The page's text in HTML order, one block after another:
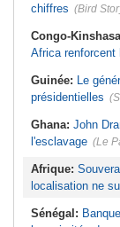
chiffres (Bird
Congo-
Africa renforcent
Guinée: Le
présidentielles
Ghana: John
l'esclavage (Le
Afrique:
localisation ne
Sénégal: